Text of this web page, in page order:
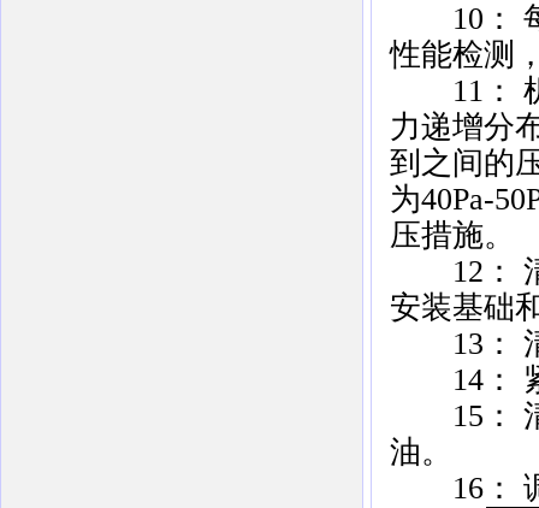
10： 每
性能检测
11： 机
力递增分
到之间的
为40Pa-
压措施。
12： 清
安装基础
13： 清
14： 紧
15： 清
油。
16： 调